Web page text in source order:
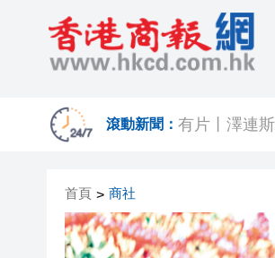
滾動新聞：
5月一手交投
錨定「AI+製
以色列防長
「誰來藤」
首頁 > 商社